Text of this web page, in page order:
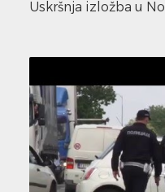
Uskršnja izložba u